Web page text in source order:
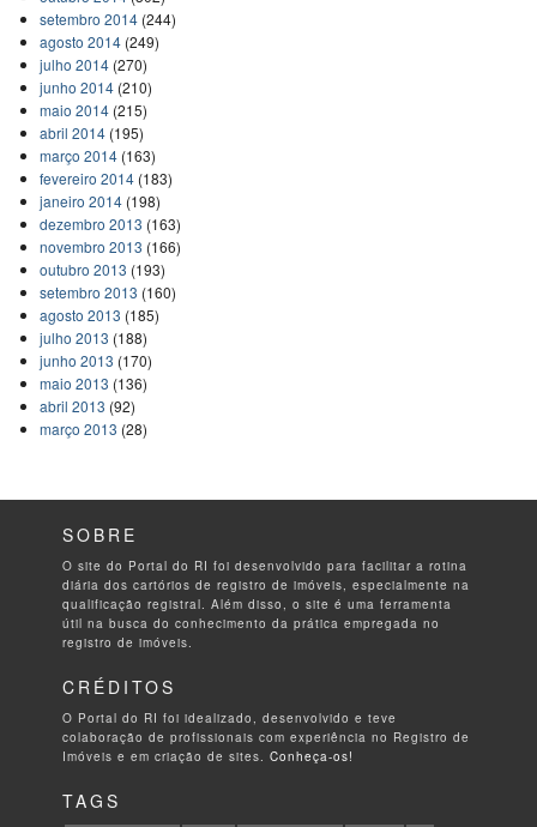
setembro 2014(244)
agosto 2014(249)
julho 2014(270)
junho 2014(210)
maio 2014(215)
abril 2014(195)
março 2014(163)
fevereiro 2014(183)
janeiro 2014(198)
dezembro 2013 (163)
novembro 2013 (166)
outubro 2013 (193)
setembro 2013 (160)
agosto 2013 (185)
julho 2013 (188)
junho 2013 (170)
maio 2013 (136)
abril 2013 (92)
março 2013 (28)
SOBRE
O site do Portal do RI foi desenvolvido para facilitar a rotina
diária dos cartórios de registro de imóveis, especialmente na
qualificação registral. Além disso, o site é uma ferramenta
útil na busca do conhecimento da prática empregada no
registro de imóveis.
CRÉDITOS
O Portal do RI foi idealizado, desenvolvido e teve
colaboração de profissionais com experiência no Registro de
Imóveis e em criação de sites.Conheça-os!
TAGS